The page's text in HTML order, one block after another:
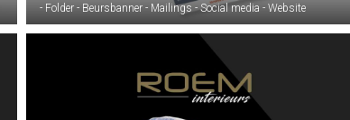
- Folder - Beursbanner - Mailings - Social media - Website